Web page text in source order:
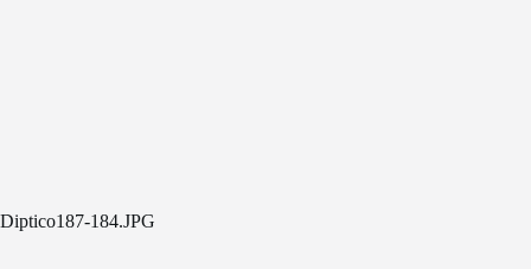
Diptico187-184.JPG